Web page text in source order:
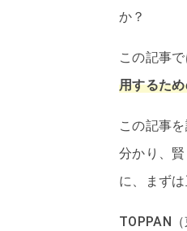
か？
この記事
用するた
この記事
分かり、
に、まず
TOPPAN